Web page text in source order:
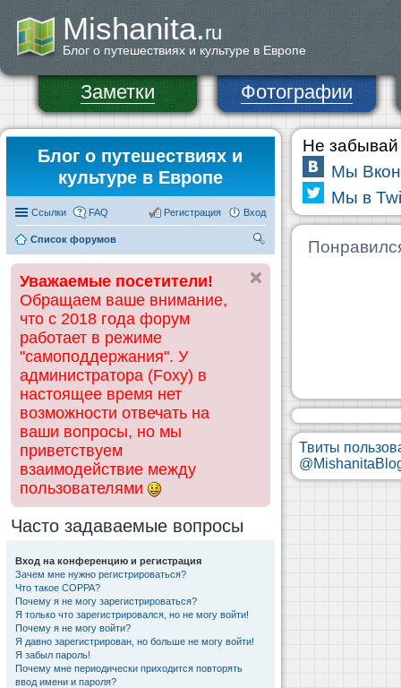
Mishanita.ru
Блог о путешествиях и культуре в Европе
Заметки Фотографии
Блог о путешествиях и
культуре в Европе
Ссылки FAQ Вход
Регистрация
Список форумов
ск
Уважаемые посетители!
Обращаем ваше внимание,
что с 2018 года форум
работает в режиме
"самоподдержания". У
администратора (Foxy) в
настоящее время нет
возможности отвечать на
ваши вопросы, но мы
приветствуем
взаимодействие между
пользователями
Часто задаваемые вопросы
Вход на конференцию и регистрация
Зачем мне нужно регистрироваться?
Что такое COPPA?
Почему я не могу зарегистрироваться?
Я только что зарегистрировался, но не могу войти!
Почему я не могу войти?
Я давно зарегистрирован, но больше не могу войти!
Я забыл пароль!
Почему мне периодически приходится повторять
ввод имени и пароля?
Не забывай
Мы
Мы в
Твиты